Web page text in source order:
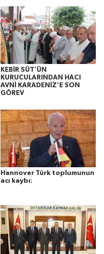
KEBİR SÜT’ÜN
KURUCULARINDAN HACI
AVNİ KARADENİZ’E SON
GÖREV
Hannover Türk toplumunun
acı kaybı: